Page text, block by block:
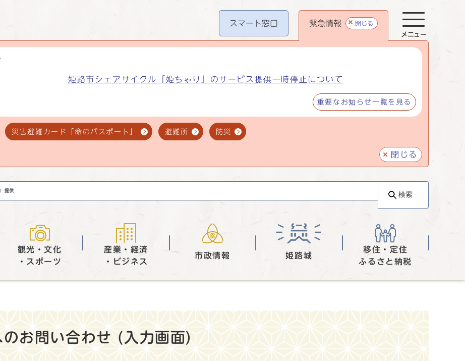
スマート窓口 緊急情報 閉じる
姫路市シェアサイクル「姫ちゃり」のサービス提供一時停止について
重要なお知らせ一覧を見る
災害避難カード「命のパスポート」 避難所 防災
閉じる
メニュー
検索
観光・文化
・スポーツ
産業・経済
・ビジネス
市政情報 姫路城
移住・定住
ふるさと納税
お問い合わせ (入力画面)